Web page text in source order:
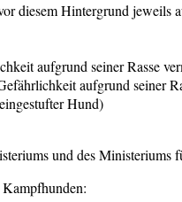
diesem Hintergrund jeweils
aufgrund seiner Rasse
aufgrund seiner
Hund)
und des